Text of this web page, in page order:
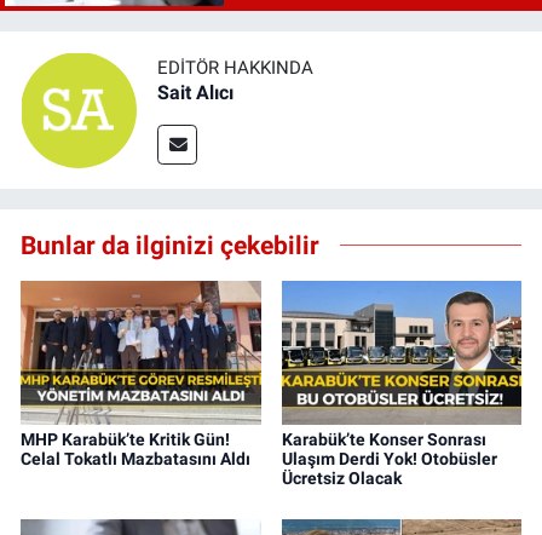
EDITÖR HAKKINDA
Sait Alıcı
Bunlar da ilginizi çekebilir
MHP Karabük’te Kritik Gün!
Celal Tokatlı Mazbatasını Aldı
Karabük’te Konser Sonrası
Ulaşım Derdi Yok! Otobüsler
Ücretsiz Olacak